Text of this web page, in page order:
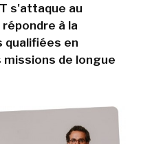
s'attaque au
à la
qualifiées en
de longue